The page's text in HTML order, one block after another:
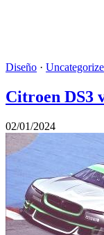
Diseño ·
Citroen DS3
02/01/2024